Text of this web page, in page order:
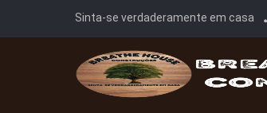
Sinta-se verdaderamente em casa